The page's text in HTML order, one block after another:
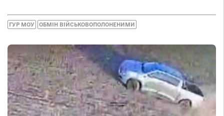
ГУР МОУ ОБМІН ВІЙСЬКОВОПОЛОНЕНИМИ